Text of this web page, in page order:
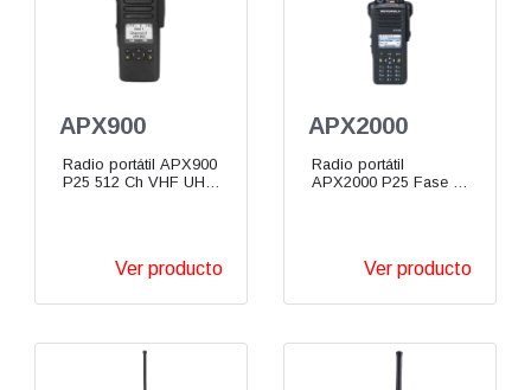
APX900
Radio portátil APX900
P25 512 Ch VHF UHF
Ver producto
APX2000
Radio portátil
APX2000 P25 Fase 2
Ver producto